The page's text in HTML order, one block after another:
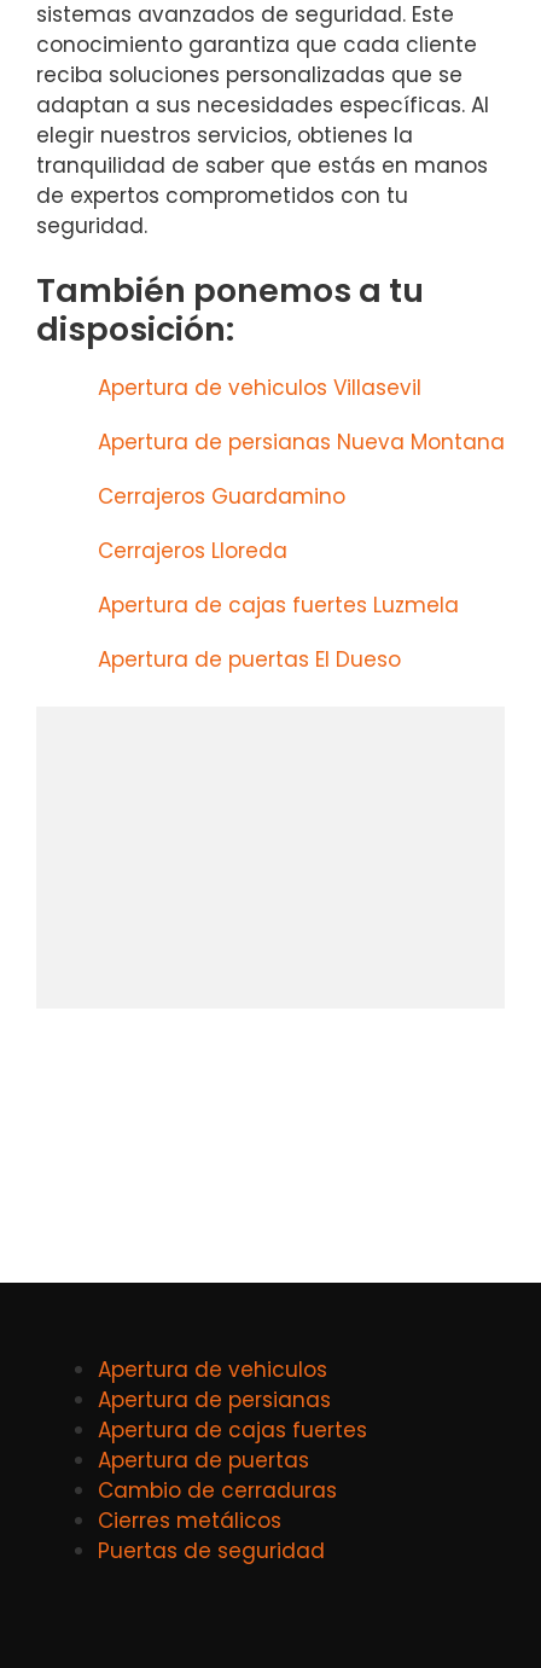
sistemas avanzados de seguridad. Este
conocimiento garantiza que cada cliente
reciba soluciones personalizadas que se
adaptan a sus necesidades específicas. Al
elegir nuestros servicios, obtienes la
tranquilidad de saber que estás en manos
de expertos comprometidos con tu
seguridad.
También ponemos a tu
disposición:
Apertura de vehiculos Villasevil
Apertura de persianas Nueva Montana
Cerrajeros Guardamino
Cerrajeros Lloreda
Apertura de cajas fuertes Luzmela
Apertura de puertas El Dueso
Apertura de vehiculos
Apertura de persianas
Apertura de cajas fuertes
Apertura de puertas
Cambio de cerraduras
Cierres metálicos
Puertas de seguridad